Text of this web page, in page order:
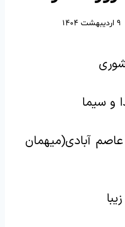
۹ اردیبهشت ۱۴۰۴
و سیما
عاصم آبادی(میهمان